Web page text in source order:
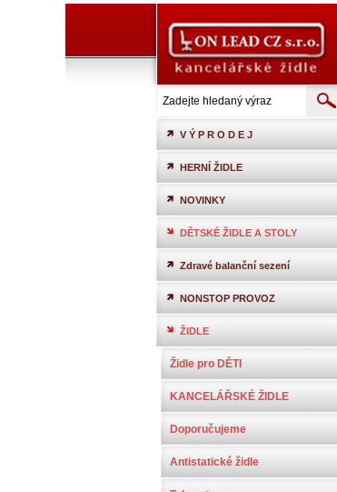
V Ý P R O D E J
HERNÍ ŽIDLE
NOVINKY
DĚTSKÉ ŽIDLE A STOLY
Zdravé balanční sezení
NONSTOP PROVOZ
ŽIDLE
Židle pro DĚTI
KANCELÁŘSKÉ ŽIDLE
Doporučujeme
Antistatické židle